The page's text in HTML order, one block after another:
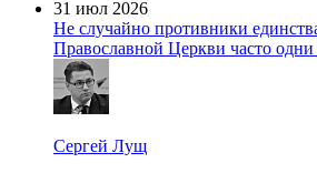
31 июл 2026
Не случайно противники
Православной Церкви часто
Сергей Лущ